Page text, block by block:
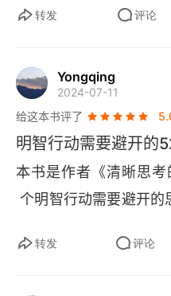
翻。转发 评论
Yongqing
2024-07-11
给这本书评了
明智行动需要避开的
本书是作者《清晰思
个明智行动需要避开的
转发 评论